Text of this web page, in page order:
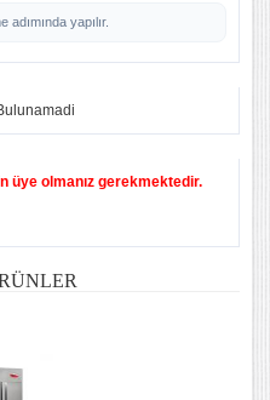
yapılır.
üye olmanız gerekmektedir.